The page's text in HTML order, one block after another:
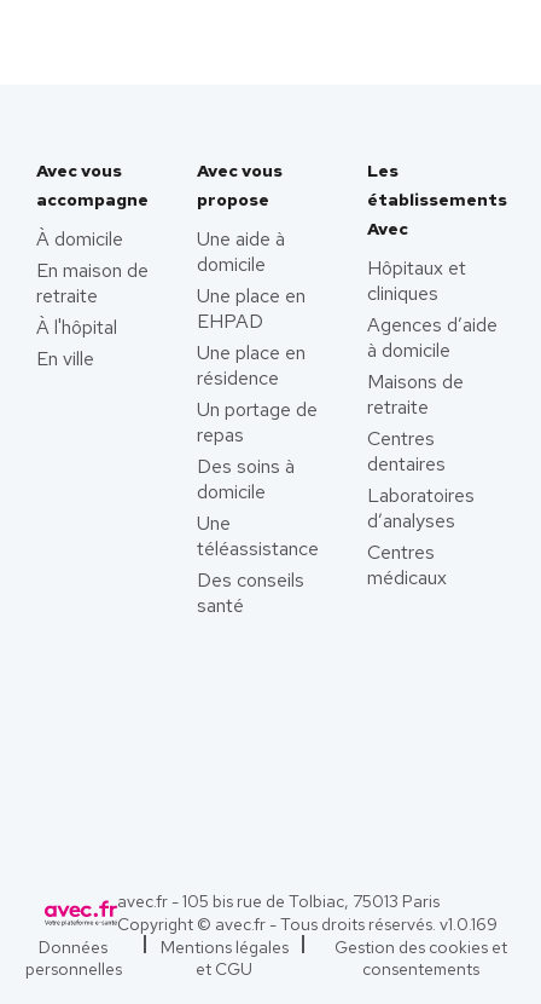
Avec vous
accompagne
À domicile
En maison de
retraite
À l'hôpital
En ville
Avec vous
propose
Une aide à
domicile
Une place en
EHPAD
Une place en
résidence
Un portage de
repas
Des soins à
domicile
Une
téléassistance
Des conseils
santé
Les
établissements
Avec
Hôpitaux et
cliniques
Agences d’aide
à domicile
Maisons de
retraite
Centres
dentaires
Laboratoires
d’analyses
Centres
médicaux
avec.fr - 105 bis rue de Tolbiac, 75013 Paris
Copyright © avec.fr - Tous droits réservés. v1.0.169
Données
personnelles
Mentions légales
et CGU
Gestion des cookies et
consentements